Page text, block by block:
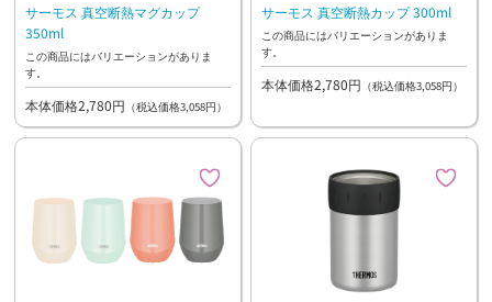
サーモス 真空断熱マグカップ
350ml
この商品にはバリエーションがありま
す。
本体価格2,780円 （税込価格3,058円）
サーモス 真空断熱カップ 300ml
この商品にはバリエーションがありま
す。
本体価格2,780円 （税込価格3,058円）